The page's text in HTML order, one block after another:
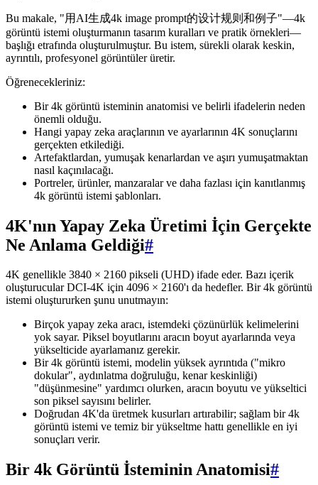
Bu makale, "用AI生成4k image prompt的设计规则和例子"—4k
görüntü istemi oluşturmanın tasarım kuralları ve pratik örnekleri—
başlığı etrafında oluşturulmuştur. Bu istem, sürekli olarak keskin,
ayrıntılı, profesyonel görüntüler üretir.
Öğrenecekleriniz:
Bir 4k görüntü isteminin anatomisi ve belirli ifadelerin neden
önemli olduğu.
Hangi yapay zeka araçlarının ve ayarlarının 4K sonuçlarını
gerçekten etkilediği.
Artefaktlardan, yumuşak kenarlardan ve aşırı yumuşatmaktan
nasıl kaçınılacağı.
Portreler, ürünler, manzaralar ve daha fazlası için kanıtlanmış
4k görüntü istemi şablonları.
4K'nın Yapay Zeka Üretimi İçin Gerçekte
Ne Anlama Geldiği#
4K genellikle 3840 × 2160 pikseli (UHD) ifade eder. Bazı içerik
oluşturucular DCI-4K için 4096 × 2160'ı da hedefler. Bir 4k görüntü
istemi oluştururken şunu unutmayın:
Birçok yapay zeka aracı, istemdeki çözünürlük kelimelerini
yok sayar. Piksel boyutlarını aracın boyut ayarlarında veya
yükselticide ayarlamanız gerekir.
Bir 4k görüntü istemi, modelin yüksek ayrıntıda ("mikro
dokular", aydınlatma doğruluğu, kenar keskinliği)
"düşünmesine" yardımcı olurken, aracın boyutu ve yükseltici
son piksel sayısını belirler.
Doğrudan 4K'da üretmek kusurları artırabilir; sağlam bir 4k
görüntü istemi ve temiz bir yükseltme hattı genellikle en iyi
sonuçları verir.
Bir 4k Görüntü İsteminin Anatomisi#